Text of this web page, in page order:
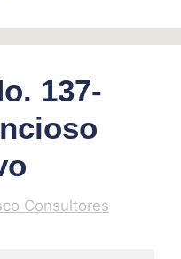
137-
Consultores